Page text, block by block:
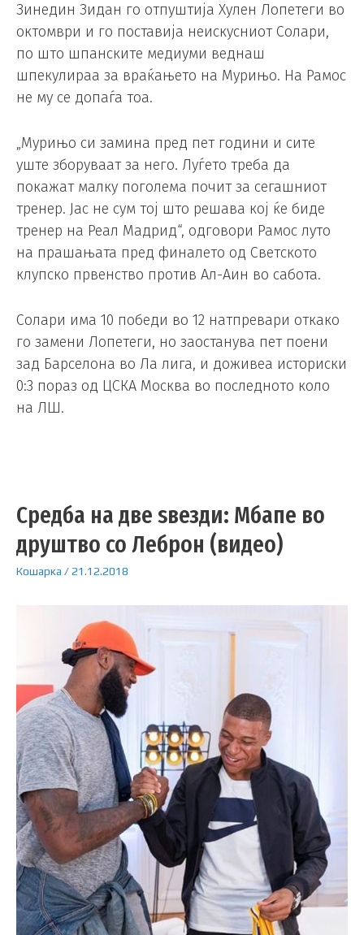
Зинедин Зидан го отпуштија Хулен Лопетеги во
октомври и го поставија неискусниот Солари,
по што шпанските медиуми веднаш
шпекулираа за враќањето на Мурињо. На Рамос
не му се допаѓа тоа.
„Мурињо си замина пред пет години и сите
уште зборуваат за него. Луѓето треба да
покажат малку поголема почит за сегашниот
тренер. Јас не сум тој што решава кој ќе биде
тренер на Реал Мадрид“, одговори Рамос луто
на прашањата пред финалето од Светското
клупско првенство против Ал-Аин во сабота.
Солари има 10 победи во 12 натпревари откако
го замени Лопетеги, но заостанува пет поени
зад Барселона во Ла лига, и доживеа историски
0:3 пораз од ЦСКА Москва во последното коло
на ЛШ.
Средба на две ѕвезди: Мбапе во
друштво со Леброн (видео)
Кошарка /21.12.2018